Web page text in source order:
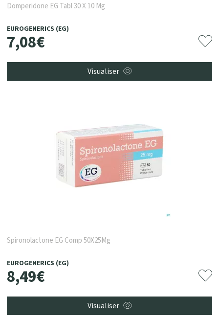
Domperidone EG Tabl 30 X 10 Mg
EUROGENERICS (EG)
7,08€
Visualiser
Spironolactone EG Comp 50X25Mg
EUROGENERICS (EG)
8,49€
Visualiser